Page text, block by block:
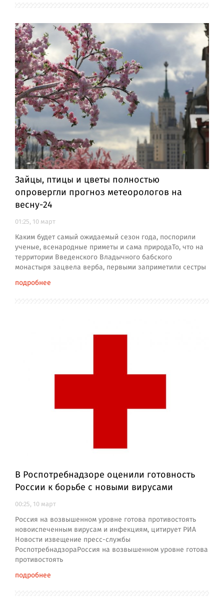
Зайцы, птицы и цветы полностью
опровергли прогноз метеорологов на
весну-24
01:25, 10 март
Каким будет самый ожидаемый сезон года, поспорили
ученые, всенародные приметы и сама природаТо, что на
территории Введенского Владычного бабского
монастыря зацвела верба, первыми заприметили сестры
подробнее
В Роспотребнадзоре оценили готовность
России к борьбе с новыми вирусами
00:25, 10 март
Россия на возвышенном уровне готова противостоять
новоиспеченным вирусам и инфекциям, цитирует РИА
Новости извещение пресс-службы
РоспотребнадзораРоссия на возвышенном уровне готова
противостоять
подробнее